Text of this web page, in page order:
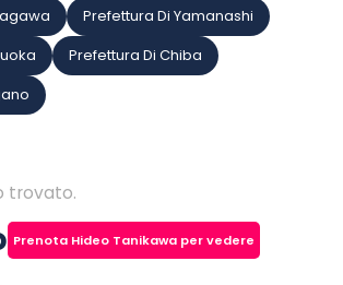
Prefettura Di Yamanashi
Prefettura Di Chiba
trovato.
Prenota Hideo Tanikawa per vedere